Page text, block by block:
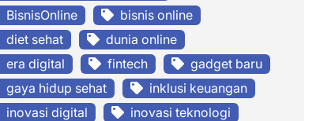
BisnisOnline
bisnis online
diet sehat
dunia online
era digital
fintech
gadget baru
gaya hidup sehat
inklusi keuangan
inovasi digital
inovasi teknologi